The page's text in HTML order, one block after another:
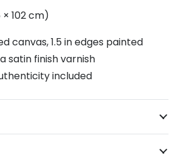
102 cm)
canvas, 1.5 in edges painted
satin finish varnish
included